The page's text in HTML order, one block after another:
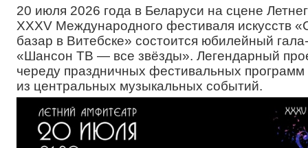
20 июля 2026 года в Беларуси на сцене
XXXV Международного фестиваля искусств
базар в Витебске» состоится юбилейный
«Шансон ТВ — все звёзды». Легендарный
череду праздничных фестивальных программ
из центральных музыкальных событий.